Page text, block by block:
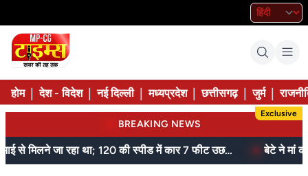
होम देश - विदेश नई दिल्ली मध्यप्रदेश छत्तीसगढ़ जुर्म
BREAKING NEWS
Exclusive
जेल में बंद भाई से मिलने जा रहा था; 120 की स्पीड में कार 7 फीट उछली, दम तोड़ने से पहले बोला- मुझे बचा लो...